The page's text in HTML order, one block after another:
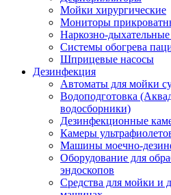
Мойки хирургические
Мониторы
Наркозно-
Системы обогрева
Шприцевые насосы
Дезинфекция
Автоматы для мойки
Водоподготовка
водосборники)
Дезинфекционные
Камеры
Машины моечно-
Оборудование для
эндоскопов
Средства для мойки и